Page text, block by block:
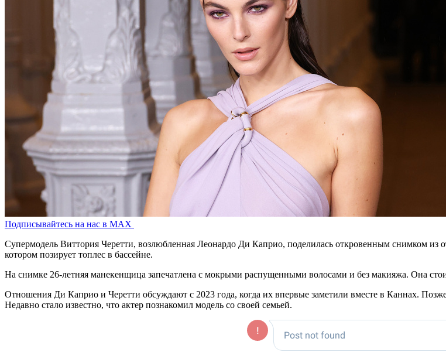
Подписывайтесь на нас в MAX
Супермодель Виттория Черетти, возлюбленная Леонардо Ди Каприо, поделилась откровенным снимком из
котором позирует топлеc в бассейне.
На снимке 26-летняя манекенщица запечатлена с мокрыми распущенными волосами и без макияжа. Она
Отношения Ди Каприо и Черетти обсуждают с 2023 года, когда их впервые заметили вместе в Каннах.
Недавно стало известно, что актер познакомил модель со своей семьей.